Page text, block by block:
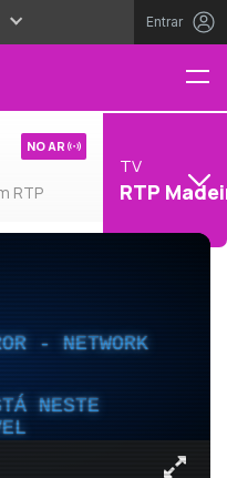
Entrar
RTP
NO AR
TV
RTP
- NETWORK
NESTE